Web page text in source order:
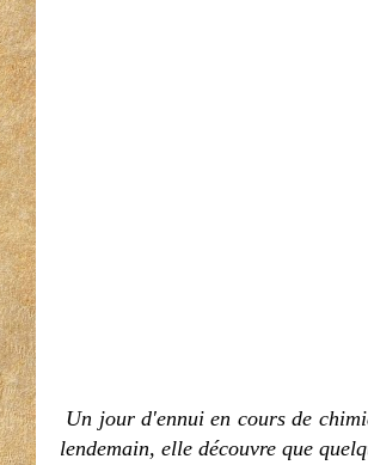
Un jour d'ennui en cours de
lendemain, elle découvre que